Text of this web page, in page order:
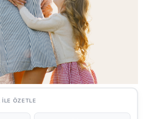
ILE ÖZETLE